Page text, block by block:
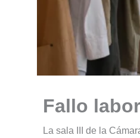
Fallo
La sala III de la